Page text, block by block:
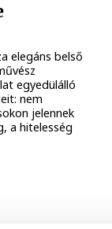
elegáns belső
egyedülálló
nem
jelennek
a hitelesség